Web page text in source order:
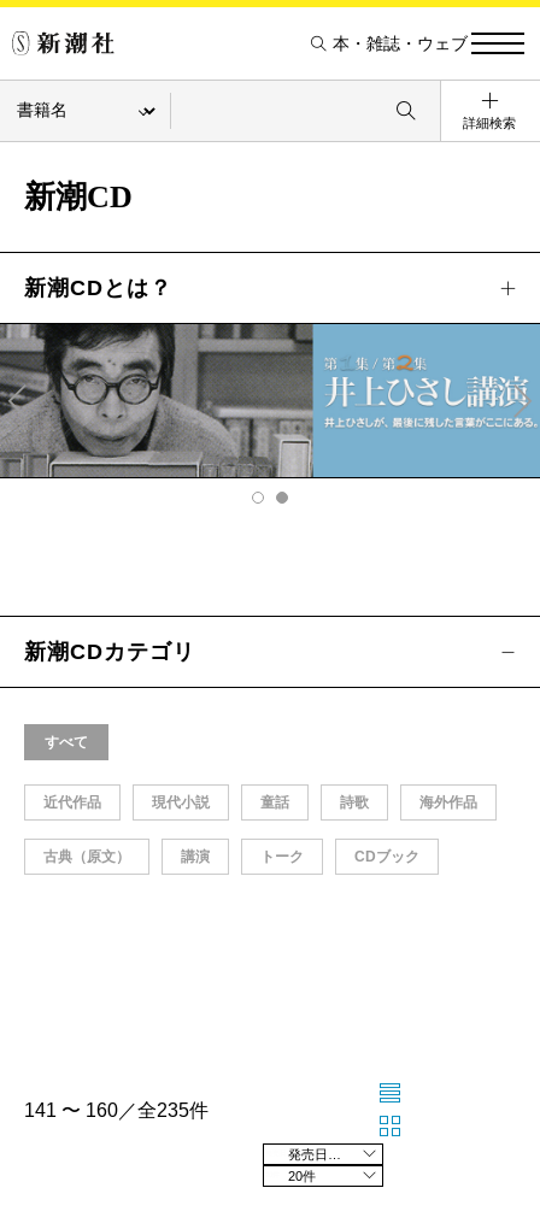
本・雑誌・ウェブ
詳細検索
新潮CD
新潮CDとは？
Pre
v
xt
新潮CDカテゴリ
すべて
近代作品 現代小説 童話 詩歌 海外作品
古典（原文） 講演 トーク CDブック
141 〜 160／全235件
20件